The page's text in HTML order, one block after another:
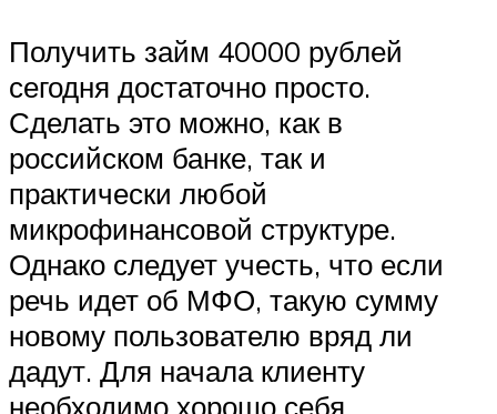
Получить займ 40000 рублей
сегодня достаточно просто.
Сделать это можно, как в
российском банке, так и
практически любой
микрофинансовой структуре.
Однако следует учесть, что если
речь идет об МФО, такую сумму
новому пользователю вряд ли
дадут. Для начала клиенту
необходимо хорошо себя